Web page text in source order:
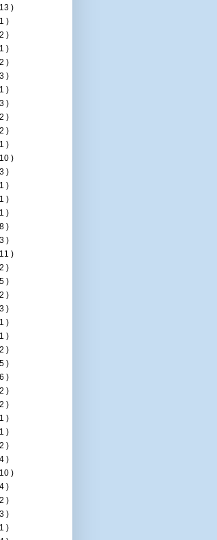
)
)
)
)
)
)
)
)
)
)
)
)
)
)
)
)
)
)
)
)
)
)
)
)
)
)
)
)
)
)
)
)
)
)
)
)
)
)
)